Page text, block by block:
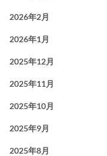
2026年2月
2026年1月
2025年12月
2025年11月
2025年10月
2025年9月
2025年8月